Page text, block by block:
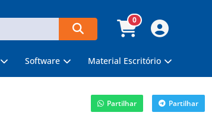
0
Software Material Escritório
Partilhar Partilhar